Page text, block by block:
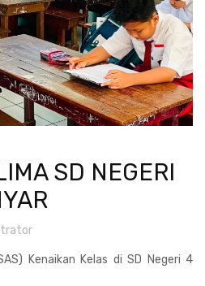
SD NEGERI
Kenaikan Kelas di SD Negeri 4